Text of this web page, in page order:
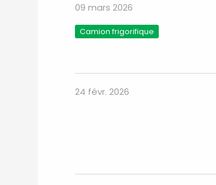
09 mars 2026
Camion frigorifique
24 févr. 2026